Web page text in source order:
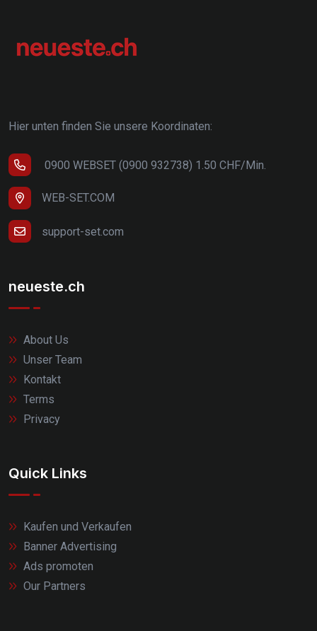
Hier unten finden Sie unsere Koordinaten:
0900 WEBSET (0900 932738) 1.50 CHF/Min.
WEB-SET.COM
support-set.com
neueste.ch
About Us
Unser Team
Kontakt
Terms
Privacy
Quick Links
Kaufen und Verkaufen
Banner Advertising
Ads promoten
Our Partners